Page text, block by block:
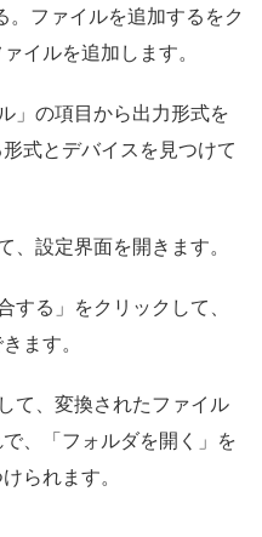
。ファイルを追加するをク
イルを追加します。
」の項目から出力形式を
式とデバイスを見つけて
、設定界面を開きます。
する」をクリックして、
ます。
て、変換されたファイル
、「フォルダを開く」を
られます。